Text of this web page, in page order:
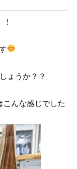
ょうか？？
こんな感じでした